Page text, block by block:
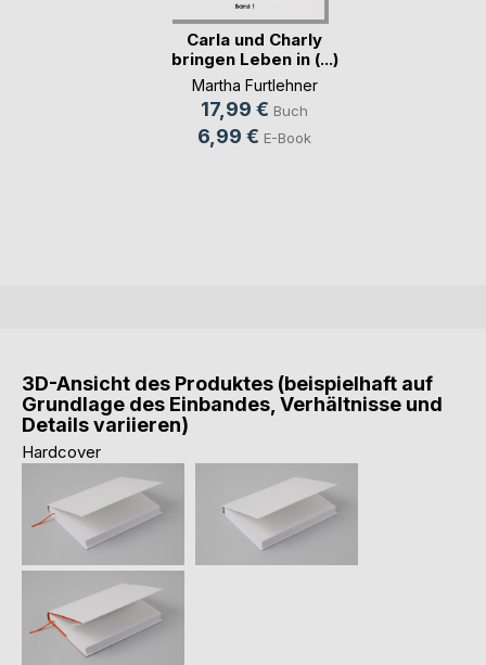
Carla und Charly
bringen Leben in (...)
Martha Furtlehner
17,99 € Buch
6,99 € E-Book
3D-Ansicht des Produktes (beispielhaft auf
Grundlage des Einbandes, Verhältnisse und
Details variieren)
Hardcover